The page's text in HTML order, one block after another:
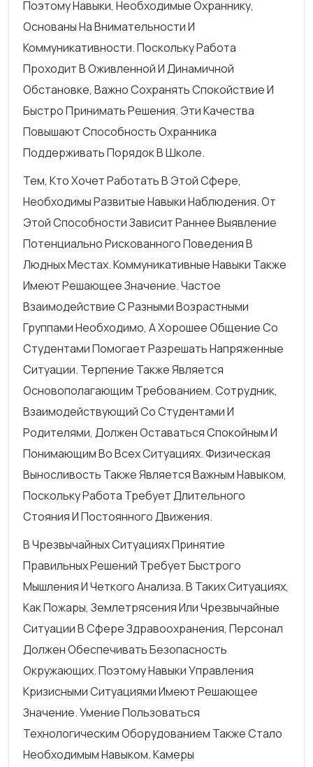
Поэтому Навыки, Необходимые Охраннику,
Основаны На Внимательности И
Коммуникативности. Поскольку Работа
Проходит В Оживленной И Динамичной
Обстановке, Важно Сохранять Спокойствие И
Быстро Принимать Решения. Эти Качества
Повышают Способность Охранника
Поддерживать Порядок В Школе.
Тем, Кто Хочет Работать В Этой Сфере,
Необходимы Развитые Навыки Наблюдения. От
Этой Способности Зависит Раннее Выявление
Потенциально Рискованного Поведения В
Людных Местах. Коммуникативные Навыки Также
Имеют Решающее Значение. Частое
Взаимодействие С Разными Возрастными
Группами Необходимо, А Хорошее Общение Со
Студентами Помогает Разрешать Напряженные
Ситуации. Терпение Также Является
Основополагающим Требованием. Сотрудник,
Взаимодействующий Со Студентами И
Родителями, Должен Оставаться Спокойным И
Понимающим Во Всех Ситуациях. Физическая
Выносливость Также Является Важным Навыком,
Поскольку Работа Требует Длительного
Стояния И Постоянного Движения.
В Чрезвычайных Ситуациях Принятие
Правильных Решений Требует Быстрого
Мышления И Четкого Анализа. В Таких Ситуациях,
Как Пожары, Землетрясения Или Чрезвычайные
Ситуации В Сфере Здравоохранения, Персонал
Должен Обеспечивать Безопасность
Окружающих. Поэтому Навыки Управления
Кризисными Ситуациями Имеют Решающее
Значение. Умение Пользоваться
Технологическим Оборудованием Также Стало
Необходимым Навыком. Камеры